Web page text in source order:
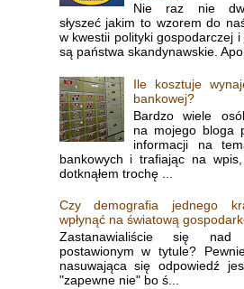
Nie raz nie
słyszeć jakim to wzorem do
w kwestii polityki gospodarczej i
są państwa skandynawskie.
Ile kosztuje
bankowej?
Bardzo wiele
na mojego bloga
informacji na
bankowych i trafiając na
dotknąłem trochę ...
Czy demografia jednego
wpłynąć na światową
Zastanawialiście się nad
postawionym w tytule?
nasuwająca się odpowiedź
"zapewne nie" bo ś...